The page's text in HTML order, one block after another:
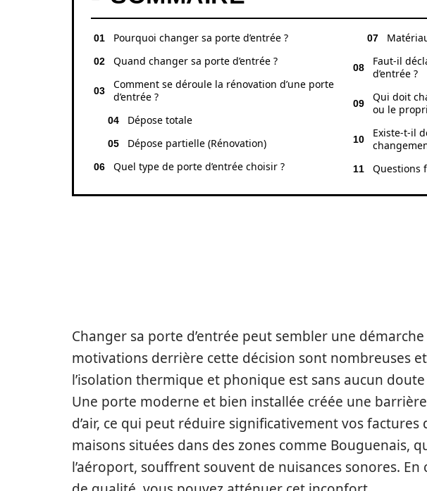
Pourquoi changer sa porte d’entrée ?
Quand changer sa porte d’entrée ?
Comment se déroule la rénovation d’une porte
d’entrée ?
Dépose totale
Dépose partielle (Rénovation)
Quel type de porte d’entrée choisir ?
Faut-il
d’entrée ?
Qui doit
ou le
Existe-t-il
Questions
Changer sa porte d’entrée peut sembler une
motivations derrière cette décision sont nombreuses
l’isolation thermique et phonique est sans aucun
Une porte moderne et bien installée créée une
d’air, ce qui peut réduire significativement vos factures
maisons situées dans des zones comme Bouguenais,
l’aéroport, souffrent souvent de nuisances sonores. En